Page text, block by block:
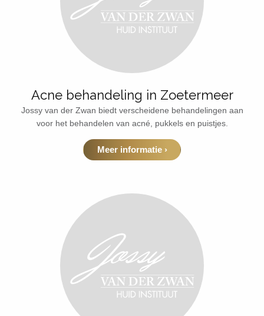
Acne behandeling in Zoetermeer
Jossy van der Zwan biedt verscheidene behandelingen aan
voor het behandelen van acné, pukkels en puistjes.
Meer informatie ›